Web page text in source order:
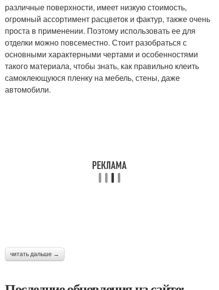
различные поверхности, имеет низкую стоимость,
огромный ассортимент расцветок и фактур, также очень
проста в применении. Поэтому использовать ее для
отделки можно повсеместно. Стоит разобраться с
основными характерными чертами и особенностями
такого материала, чтобы знать, как правильно клеить
самоклеющуюся пленку на мебель, стены, даже
автомобили.
читать дальше →